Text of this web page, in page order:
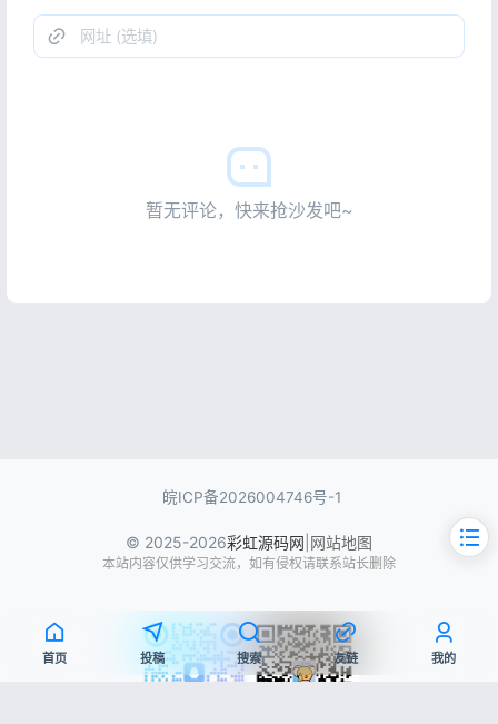
暂无评论，快来抢沙发吧~
皖ICP备2026004746号-1
© 2025-2026彩虹源码网 网站地图
本站内容仅供学习交流，如有侵权请联系站长删除
首页 投稿 搜索 友链 我的